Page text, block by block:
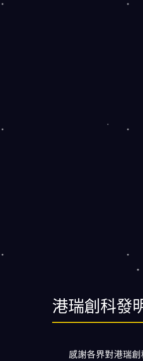
港瑞創科發
感謝各界對港瑞